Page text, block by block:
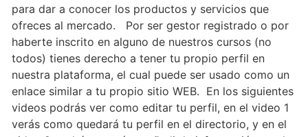
para dar a conocer los productos y servicios que
ofreces al mercado. Por ser gestor registrado o por
haberte inscrito en alguno de nuestros cursos (no
todos) tienes derecho a tener tu propio perfil en
nuestra plataforma, el cual puede ser usado como un
enlace similar a tu propio sitio WEB. En los siguientes
videos podrás ver como editar tu perfil, en el video 1
verás como quedará tu perfil en el directorio, y en el